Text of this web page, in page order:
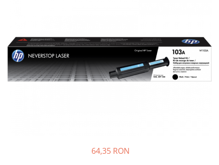
Card reader
Placi captura
Adaptoare PCI / PCIe
PDU
64,35 RON